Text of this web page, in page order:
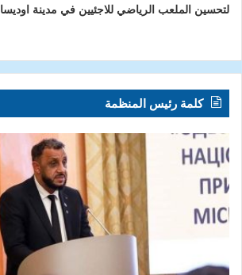
لتحسين الملعب الرياضي للاجئيين في مدينة اوديسا
كلمة رئيس المنظمة